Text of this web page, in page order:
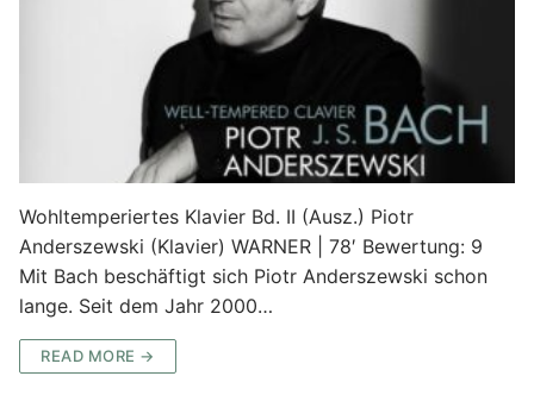
Wohltemperiertes Klavier Bd. II (Ausz.) Piotr
Anderszewski (Klavier) WARNER | 78′ Bewertung: 9
Mit Bach beschäftigt sich Piotr Anderszewski schon
lange. Seit dem Jahr 2000…
READ MORE →